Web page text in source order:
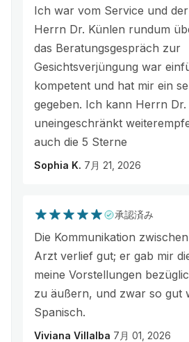
Ich war vom Service und
Herrn Dr. Künlen rundum
das Beratungsgespräch zur
Gesichtsverjüngung war
kompetent und hat mir ein
gegeben. Ich kann Herrn Dr.
uneingeschränkt
auch die 5 Sterne
Sophia K. 7月 21, 2026
承認済み
Die Kommunikation
Arzt verlief gut; er gab mir
meine Vorstellungen
zu äußern, und zwar so gut
Spanisch.
Viviana Villalba 7月 01, 2026